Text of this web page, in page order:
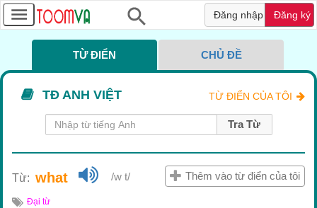
Đăng nhập Đăng ký
TỪ ĐIỂN CHỦ ĐỀ
TỪ ĐIỂN CỦA TÔI
Tra Từ
Từ: what /w t/ Thêm vào từ điển của tôi
Đại từ